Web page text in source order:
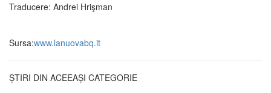
Traducere: Andrei Hrişman
Sursa:www.lanuovabq.it
ȘTIRI DIN ACEEAȘI CATEGORIE